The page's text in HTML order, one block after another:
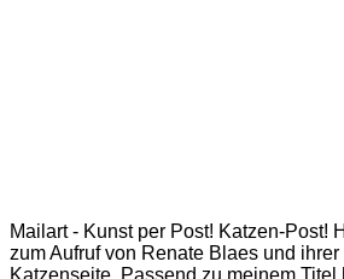
Mailart - Kunst per Post! Katzen-Post!
zum Aufruf von Renate Blaes und
Katzenseite. Passend zu meinem Titel